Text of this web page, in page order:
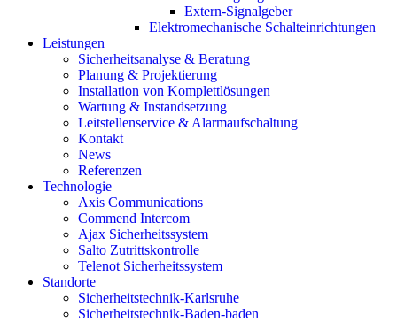
Extern-Signalgeber
Elektromechanische Schalteinrichtungen
Leistungen
Sicherheitsanalyse & Beratung
Planung & Projektierung​
Installation von Komplettlösungen
Wartung & Instandsetzung
Leitstellenservice & Alarmaufschaltung
Kontakt
News
Referenzen
Technologie
Axis Communications
Commend Intercom
Ajax Sicherheitssystem​
Salto Zutrittskontrolle
Telenot Sicherheitssystem
Standorte
Sicherheitstechnik-Karlsruhe
Sicherheitstechnik-Baden-baden